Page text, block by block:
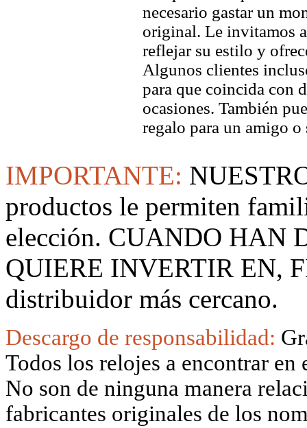
necesario gastar un
original. Le invitamos
reflejar su estilo y
Algunos clientes
para que coincida con
ocasiones. También
regalo para un amigo o
IMPORTANTE:
productos le permiten
elección. CUANDO HAN
QUIERE INVERTIR EN,
distribuidor más cercano.
Descargo de responsabilidad:
Todos los relojes a encontrar
No son de ninguna manera
fabricantes originales de los